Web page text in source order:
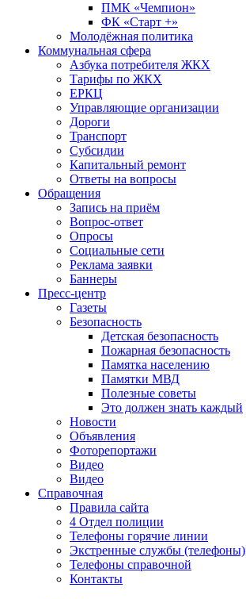
ПМК «Чемпион»
ФК «Старт +»
Молодёжная политика
Коммунальная сфера
Азбука потребителя ЖКХ
Тарифы по ЖКХ
ЕРКЦ
Управляющие организации
Дороги
Транспорт
Субсидии
Капитальный ремонт
Ответы на вопросы
Обращения
Запись на приём
Вопрос-ответ
Опросы
Социальные сети
Реклама заявки
Баннеры
Пресс-центр
Газеты
Безопасность
Детская безопасность
Пожарная безопасность
Памятка населению
Памятки МВД
Полезные советы
Это должен знать каждый
Новости
Объявления
Фоторепортажи
Видео
Видео
Справочная
Правила сайта
4 Отдел полиции
Телефоны горячие линии
Экстренные службы (телефоны)
Телефоны справочной
Контакты